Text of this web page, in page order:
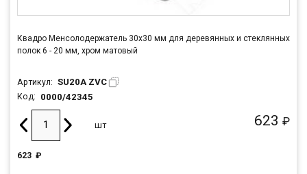
Квадро Менсолодержатель 30х30 мм для деревянных и стеклянных
полок 6 - 20 мм, хром матовый
Артикул: SU20A ZVC
Код: 0000/42345
623 ₽
шт
623 ₽